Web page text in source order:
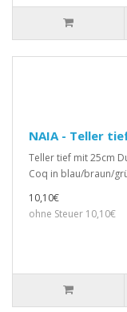
NAIA - Teller
Teller tief mit 25cm
Coq in blau/braun/
10,10€
ohne Steuer 10,10€